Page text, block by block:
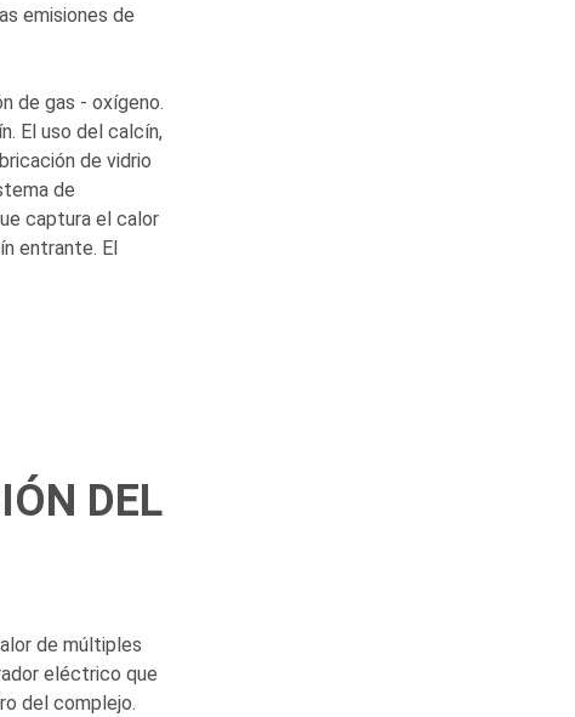
emisiones de
de gas - oxígeno.
El uso del calcín,
de vidrio
de
captura el calor
entrante. El
DEL
de múltiples
eléctrico que
del complejo.